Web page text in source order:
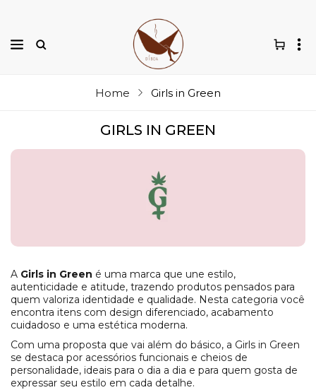
Home Girls in Green
GIRLS IN GREEN
A Girls in Green é uma marca que une estilo,
autenticidade e atitude, trazendo produtos pensados para
quem valoriza identidade e qualidade. Nesta categoria você
encontra itens com design diferenciado, acabamento
cuidadoso e uma estética moderna.
Com uma proposta que vai além do básico, a Girls in Green
se destaca por acessórios funcionais e cheios de
personalidade, ideais para o dia a dia e para quem gosta de
expressar seu estilo em cada detalhe.